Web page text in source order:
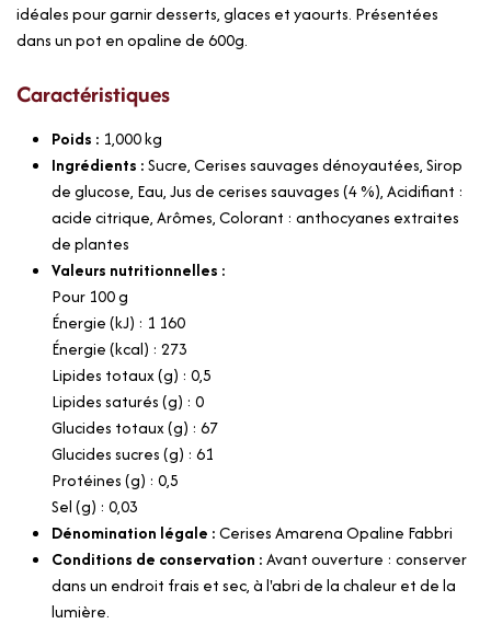
idéales pour garnir desserts, glaces et yaourts. Présentées
dans un pot en opaline de 600g.
Caractéristiques
Poids : 1,000kg
Ingrédients :Sucre, Cerises sauvages dénoyautées, Sirop
de glucose, Eau, Jus de cerises sauvages (4 %), Acidifiant :
acide citrique, Arômes, Colorant : anthocyanes extraites
de plantes
Valeurs nutritionnelles :
Pour 100 g
Énergie (kJ) : 1 160
Énergie (kcal) : 273
Lipides totaux (g) : 0,5
Lipides saturés (g) : 0
Glucides totaux (g) : 67
Glucides sucres (g) : 61
Protéines (g) : 0,5
Sel (g) : 0,03
Dénomination légale :Cerises Amarena Opaline Fabbri
Conditions de conservation :Avant ouverture : conserver
dans un endroit frais et sec, à l'abri de la chaleur et de la
lumière.